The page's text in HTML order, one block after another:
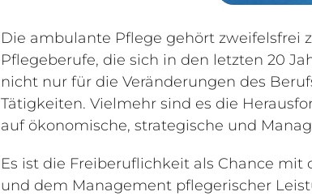
Die ambulante Pflege gehört zweifelsfrei
Pflegeberufe, die sich in den letzten 20
nicht nur für die Veränderungen des
Tätigkeiten. Vielmehr sind es die
auf ökonomische, strategische und
Es ist die Freiberuflichkeit als Chance
und dem Management pflegerischer